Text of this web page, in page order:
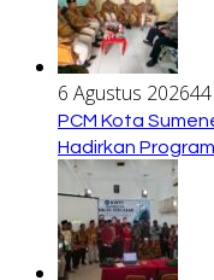
6 Agustus 2026
PCM Kota
Hadirkan